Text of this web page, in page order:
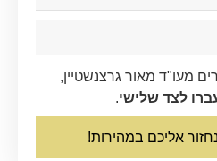
גרצנשטיין,
שלישי.
במהירות!